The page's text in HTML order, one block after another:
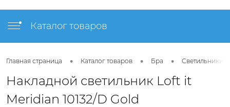
Каталог товаров
Главная страница • Каталог товаров • Бра • Светильники
Накладной светильник Loft it
Meridian 10132/D Gold